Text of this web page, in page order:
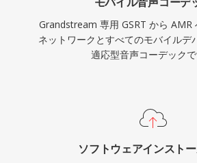
Grandstream 専用 GSRT から
ネットワークとすべてのモバイルデ
適応型音声コーデックで
ソフトウェアインスト